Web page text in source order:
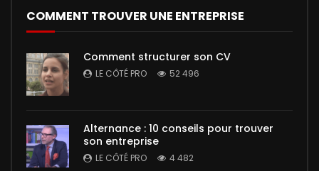
COMMENT TROUVER UNE ENTREPRISE
Comment structurer son CV
LE CÔTÉ PRO 52 496
Alternance : 10 conseils pour trouver
son entreprise
LE CÔTÉ PRO 4 482